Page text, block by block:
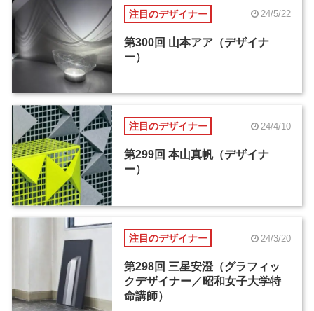
注目のデザイナー 24/5/22
第300回 山本アア（デザイナ
ー）
注目のデザイナー 24/4/10
第299回 本山真帆（デザイナ
ー）
注目のデザイナー 24/3/20
第298回 三星安澄（グラフィッ
クデザイナー／昭和女子大学特
命講師）